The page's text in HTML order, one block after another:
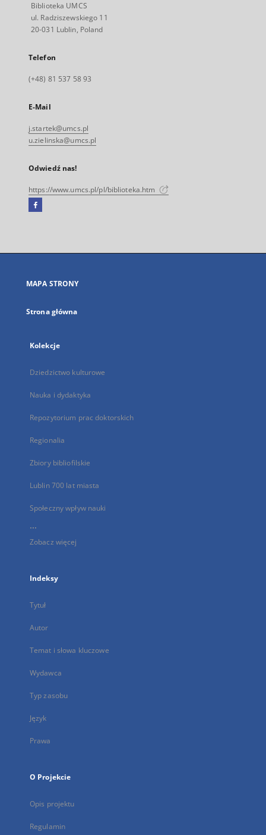
Biblioteka UMCS
ul. Radziszewskiego 11
20-031 Lublin, Poland
Telefon
(+48) 81 537 58 93
E-Mail
j.startek@umcs.pl
u.zielinska@umcs.pl
Odwiedź nas!
https://www.umcs.pl/pl/biblioteka.htm
Facebook
się
karcie
MAPA STRONY
Strona główna
Kolekcje
Dziedzictwo kulturowe
Nauka i dydaktyka
Repozytorium prac doktorskich
Regionalia
Zbiory bibliofilskie
Lublin 700 lat miasta
Społeczny wpływ nauki
...
Zobacz więcej
Indeksy
Tytuł
Autor
Temat i słowa kluczowe
Wydawca
Typ zasobu
Język
Prawa
O Projekcie
Opis projektu
Regulamin